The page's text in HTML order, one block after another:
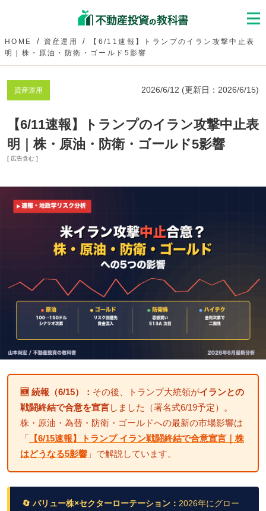
HOME 資産運用
【6/11速報】トランプのイラン攻撃中止表
明｜株・原油・防衛・ゴールド5影響
資産運用 2026/6/12 (更新日： 2026/6/15)
【6/11速報】トランプのイラン攻撃中止表
明｜株・原油・防衛・ゴールド5影響
[ 広告含む ]
🆕 続報（6/15）： その後、トランプ大統領がイランとの
戦闘終結で合意を宣言しました（署名式6/19予定）。
株・原油・為替・防衛・ゴールドへの最新の市場影響は
「
【6/15速報】トランプ イラン戦闘終結で合意宣言｜株
はどうなる5影響 」で解説しています。
🔄 バリュー株×セクターローテーション： 2026年にグロー